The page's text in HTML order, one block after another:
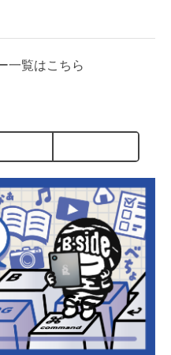
一覧はこちら